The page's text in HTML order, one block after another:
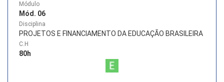
Módulo
Mód. 06
Disciplina
PROJETOS E FINANCIAMENTO DA EDUCAÇÃO BRASILEIRA
C.H
80h